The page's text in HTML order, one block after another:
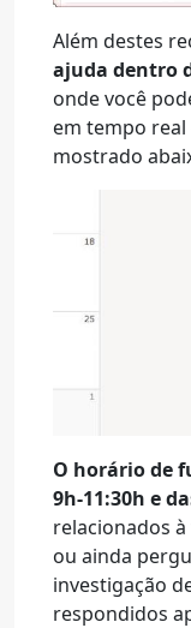
Além destes
ajuda dentro
onde você
em tempo
mostrado
O horário de
9h-11:30h e
relacionados
ou ainda
investigação
respondidos